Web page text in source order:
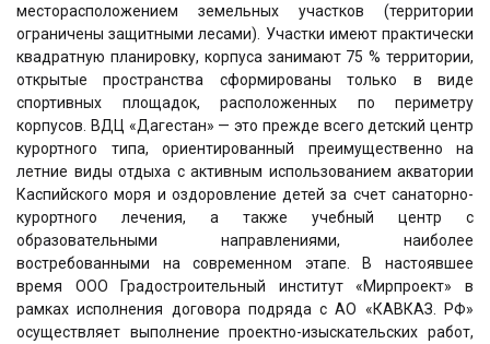
месторасположением земельных участков (территории
ограничены защитными лесами). Участки имеют практически
квадратную планировку, корпуса занимают 75 % территории,
открытые пространства сформированы только в виде
спортивных площадок, расположенных по периметру
корпусов. ВДЦ «Дагестан» — это прежде всего детский центр
курортного типа, ориентированный преимущественно на
летние виды отдыха с активным использованием акватории
Каспийского моря и оздоровление детей за счет санаторно-
курортного лечения, а также учебный центр с
образовательными направлениями, наиболее
востребованными на современном этапе. В настоявшее
время ООО Градостроительный институт «Мирпроект» в
рамках исполнения договора подряда с АО «КАВКАЗ. РФ»
осуществляет выполнение проектно-изыскательских работ,